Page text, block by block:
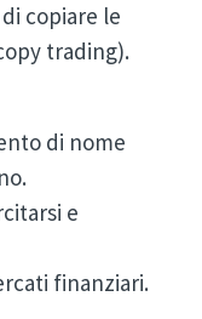
copiare le
trading).
di nome
e
finanziari.